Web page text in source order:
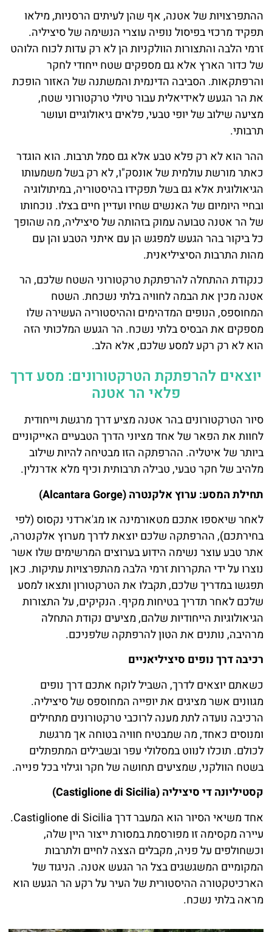
ההתפרצויות של אטנה, אף שהן לעיתים הרסניות, מילאו
תפקיד מרכזי בפיסול נופיה עוצרי הנשימה של סיציליה.
זרמי הלבה והתצורות הוולקניות הן לא רק עדות לכוח הלוהט
של כדור הארץ אלא גם מספקים שטח ייחודי לחקר
והרפתקאות. הסביבה הדינמית והמשתנה של האזור הופכת
את הר הגעש לאידיאלית עבור טיולי טרקטורוני שטח,
מציעה שילוב של יופי טבעי, פלאים גיאולוגיים ועושר
תרבותי.
ההר הוא לא רק פלא טבע אלא גם סמל תרבות. הוא הוגדר
כאתר מורשת עולמית של אונסק"ו, לא רק בשל משמעותו
הגיאולוגית אלא גם בשל תפקידו בהיסטוריה, במיתולוגיה
ובחיי היומיום של האנשים שחיו ועדיין חיים בצלו. נוכחותו
של הר אטנה טבועה עמוק בזהותה של סיציליה, מה שהופך
כל ביקור בהר הגעש למפגש הן עם איתני הטבע והן עם
מהות התרבות הסיציליאנית.
כנקודת ההתחלה להרפתקת טרקטורוני השטח שלכם, הר
אטנה מכין את הבמה לחוויה בלתי נשכחת. השטח
המחוספס, הנופים המדהימים וההיסטוריה העשירה שלו
מספקים את הבסיס בלתי נשכח. הר הגעש המלכותי הזה
הוא לא רק רקע למסע שלכם, אלא הלב.
יוצאים להרפתקת הטרקטורונים: מסע דרך
פלאי הר אטנה
סיור הטרקטורונים בהר אטנה מציע דרך מרגשת וייחודית
לחוות את הפאר של אחד מציוני הדרך הטבעיים האייקוניים
ביותר של איטליה. ההרפתקה הזו מבטיחה להיות שילוב
מלהיב של חקר טבעי, טבילה תרבותית וכיף מלא אדרנלין.
תחילת המסע: ערוץ אלקנטרה (Alcantara Gorge)
לאחר שיאספו אתכם מטאורמינה או מג'ארדני נקסוס (לפי
בחירתכם), ההרפתקה שלכם יוצאת לדרך מערוץ אלקנטרה,
אתר טבע עוצר נשימה הידוע בערוצים המרשימים שלו אשר
נוצרו על ידי התקררות זרמי הלבה מהתפרצויות עתיקות. כאן
תפגשו במדריך שלכם, תקבלו את הטרקטורון ותצאו למסע
שלכם לאחר תדריך בטיחות מקיף. הנקיקים, על התצורות
הגיאולוגיות הייחודיות שלהם, מציעים נקודת התחלה
מרהיבה, נותנים את הטון להרפתקה שלפניכם.
רכיבה דרך נופים סיציליאניים
כשאתם יוצאים לדרך, השביל לוקח אתכם דרך נופים
מגוונים אשר מציגים את יופייה המחוספס של סיציליה.
הרכיבה נועדה לתת מענה לרוכבי טרקטורונים מתחילים
ומנוסים כאחד, מה שמבטיח חוויה בטוחה אך מרגשת
לכולם. תוכלו לנווט במסלולי עפר ובשבילים המתפתלים
בשטח הוולקני, שמציעים תחושה של חקר וגילוי בכל פנייה.
קסטיליונה די סיציליה (Castiglione di Sicilia)
אחד משיאי הסיור הוא המעבר דרך Castiglione di Sicilia.
עיירה מקסימה זו מפורסמת במסורת ייצור היין שלה,
וכשחולפים על פניה, מקבלים הצצה לחיים ולתרבות
המקומיים המשגשגים בצל הר הגעש אטנה. הניגוד של
הארכיטקטורה ההיסטורית של העיר על רקע הר הגעש הוא
מראה בלתי נשכח.